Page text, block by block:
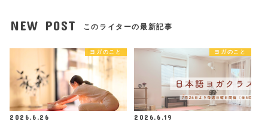
NEW POST このライターの最新記事
ヨガのこと
2026.6.26
ヨガのこと
2026.6.19